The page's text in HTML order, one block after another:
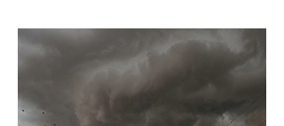
prenome